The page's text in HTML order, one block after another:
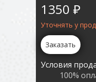
1350 ₽
Уточнять у
Заказать
Условия
100%